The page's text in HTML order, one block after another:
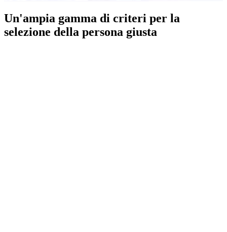
Un'ampia gamma di criteri per la
selezione della persona giusta